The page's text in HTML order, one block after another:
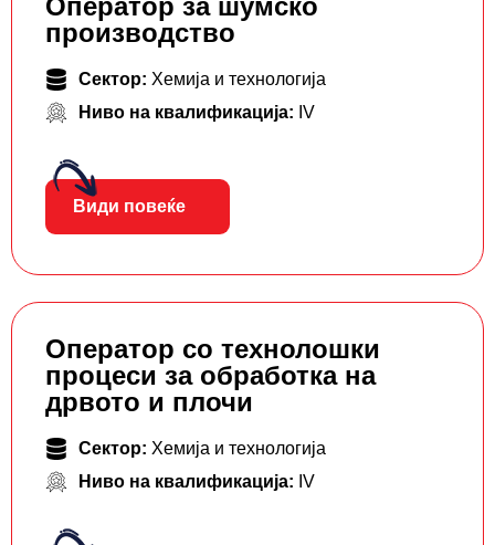
Оператор за шумско
производство
Сектор: Хемија и технологија
Ниво на квалификација: IV
Види повеќе
Оператор со технолошки
процеси за обработка на
дрвото и плочи
Сектор: Хемија и технологија
Ниво на квалификација: IV